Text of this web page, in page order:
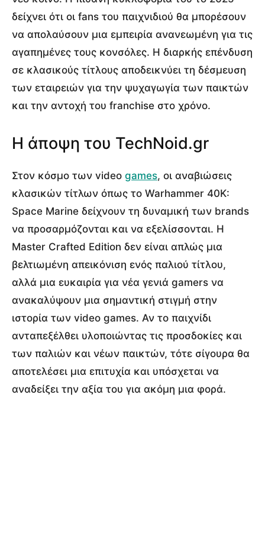
δείχνει ότι οι fans του παιχνιδιού θα μπορέσουν
να απολαύσουν μια εμπειρία ανανεωμένη για τις
αγαπημένες τους κονσόλες. Η διαρκής επένδυση
σε κλασικούς τίτλους αποδεικνύει τη δέσμευση
των εταιρειών για την ψυχαγωγία των παικτών
και την αντοχή του franchise στο χρόνο.
Η άποψη του TechNoid.gr
Στον κόσμο των video games, οι αναβιώσεις
κλασικών τίτλων όπως το Warhammer 40K:
Space Marine δείχνουν τη δυναμική των brands
να προσαρμόζονται και να εξελίσσονται. Η
Master Crafted Edition δεν είναι απλώς μια
βελτιωμένη απεικόνιση ενός παλιού τίτλου,
αλλά μια ευκαιρία για νέα γενιά gamers να
ανακαλύψουν μια σημαντική στιγμή στην
ιστορία των video games. Αν το παιχνίδι
ανταπεξέλθει υλοποιώντας τις προσδοκίες και
των παλιών και νέων παικτών, τότε σίγουρα θα
αποτελέσει μια επιτυχία και υπόσχεται να
αναδείξει την αξία του για ακόμη μια φορά.